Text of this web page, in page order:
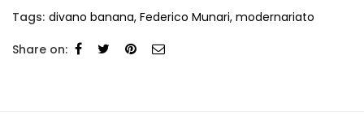
Tags: divano banana, Federico Munari, modernariato
Share on: